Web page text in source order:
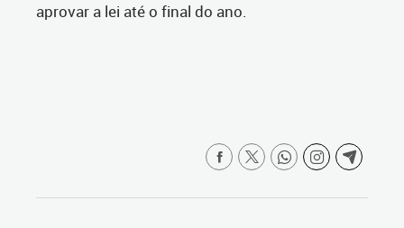
aprovar a lei até o final do ano.